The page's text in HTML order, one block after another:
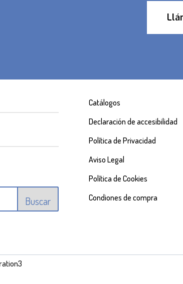
Buscar
Catálogos
Declaración de accesibilidad
Política de Privacidad
Aviso Legal
Política de Cookies
Condiones de compra